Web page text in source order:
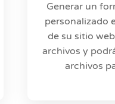
Generar un
personalizado
de su sitio
archivos y
archivos